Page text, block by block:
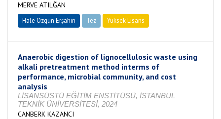
MERVE ATILĞAN
Hale Özgün Erşahin Tez Yüksek Lisans
Anaerobic digestion of lignocellulosic waste using
alkali pretreatment method interms of
performance, microbial community, and cost
analysis
LİSANSÜSTÜ EĞİTİM ENSTİTÜSÜ, İSTANBUL
TEKNİK ÜNİVERSİTESİ, 2024
CANBERK KAZANCI